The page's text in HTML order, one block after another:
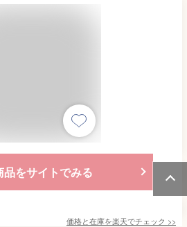
品をサイトでみる
価格と在庫を楽天でチェック >>